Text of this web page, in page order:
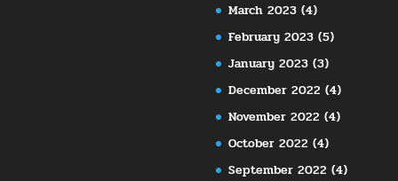
March 2023 (4)
February 2023 (5)
January 2023 (3)
December 2022 (4)
November 2022 (4)
October 2022 (4)
September 2022 (4)